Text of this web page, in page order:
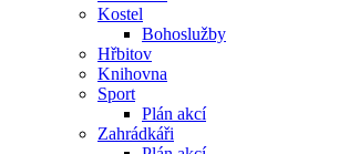
Kostel
Bohoslužby
Hřbitov
Knihovna
Sport
Plán akcí
Zahrádkáři